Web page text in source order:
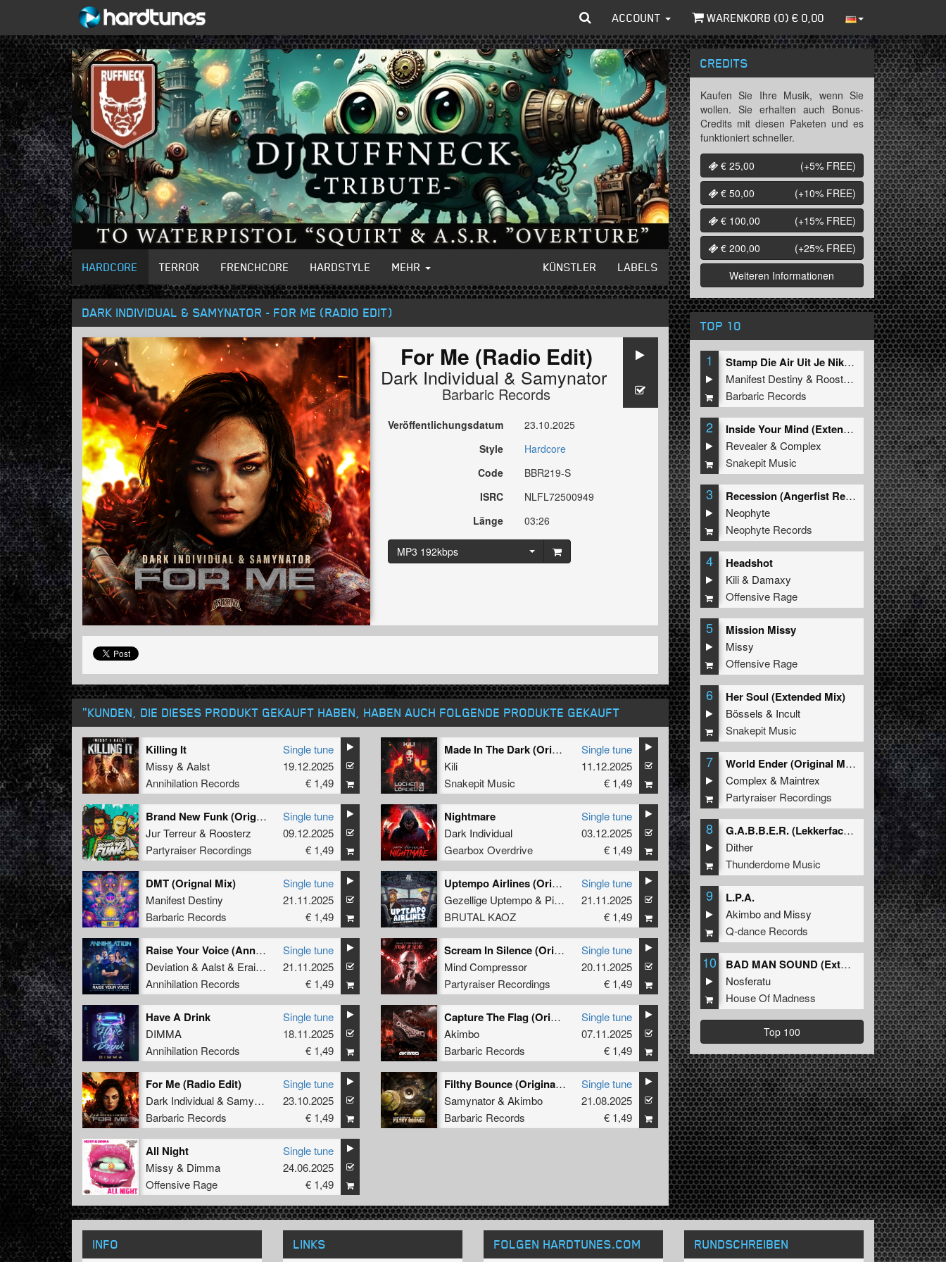
ACCOUNT WARENKORB (0) € 0,00
HARDCORE TERROR FRENCHCORE HARDSTYLE MEHR KÜNSTLER LABELS
DARK INDIVIDUAL & SAMYNATOR - FOR ME (RADIO EDIT)
For Me (Radio Edit)
Dark Individual & Samynator
Barbaric Records
Veröffentlichungsdatum
23.10.2025
Style
Hardcore
Code
BBR219-S
ISRC
NLFL72500949
Länge
03:26
MP3 192kbps
"KUNDEN, DIE DIESES PRODUKT GEKAUFT HABEN, HABEN AUCH FOLGENDE PRODUKTE GEKAUFT
Killing It
Missy & Aalst
Annihilation Records
Single tune
19.12.2025
€ 1,49
Made In The Dark (Original Mix)
Kili
Snakepit Music
Single tune
11.12.2025
€ 1,49
Brand New Funk (Original Mix)
Jur Terreur& Roosterz
Partyraiser Recordings
Single tune
09.12.2025
€ 1,49
Nightmare
Dark Individual
Gearbox Overdrive
Single tune
03.12.2025
€ 1,49
DMT (Orignal Mix)
Manifest Destiny
Barbaric Records
Single tune
21.11.2025
€ 1,49
Uptempo Airlines (Original Mix)
Gezellige Uptempo& Pinotello
BRUTAL KAOZ
Single tune
21.11.2025
€ 1,49
Raise Your Voice (Annihilation Anthem 2025)
Deviation& Aalst& Eraized Ft. Carola &MC Flo
Annihilation Records
Single tune
21.11.2025
€ 1,49
Scream In Silence (Original Mix)
Mind Compressor
Partyraiser Recordings
Single tune
20.11.2025
€ 1,49
Have A Drink
DIMMA
Annihilation Records
Single tune
18.11.2025
€ 1,49
Capture The Flag (Original Mix)
Akimbo
Barbaric Records
Single tune
07.11.2025
€ 1,49
For Me (Radio Edit)
Dark Individual& Samynator
Barbaric Records
Single tune
23.10.2025
€ 1,49
Filthy Bounce (Original Mix)
Samynator& Akimbo
Barbaric Records
Single tune
21.08.2025
€ 1,49
All Night
Missy & Dimma
Offensive Rage
Single tune
24.06.2025
€ 1,49
CREDITS
Kaufen Sie Ihre Musik, wenn Sie
wollen. Sie erhalten auch Bonus-
Credits mit diesen Paketen und es
funktioniert schneller.
€ 25,00
(+5% FREE)
€ 50,00
(+10% FREE)
€ 100,00
(+15% FREE)
€ 200,00
(+25% FREE)
Weiteren Informationen
TOP 10
1
Stamp Die Air Uit Je Nikeys (Extended Mix)
Manifest Destiny & Roosterz
Barbaric Records
2
Inside Your Mind (Extended Mix)
Revealer&Complex
Snakepit Music
3
Recession (Angerfist Remix Extended)
Neophyte
Neophyte Records
4 Headshot
Kili& Damaxy
Offensive Rage
5 Mission Missy
Missy
Offensive Rage
6 Her Soul (Extended Mix)
Bössels & Incult
Snakepit Music
7
World Ender (Original Mix)
Complex & Maintrex
Partyraiser Recordings
8
G.A.B.B.E.R. (Lekkerfaces L.E.K.K.E.R. Remix)
Dither
Thunderdome Music
9 L.P.A.
Akimboand Missy
Q-dance Records
10
BAD MAN SOUND (Extended Mix)
Nosferatu
House Of Madness
Top 100
INFO LINKS FOLGEN HARDTUNES.COM RUNDSCHREIBEN